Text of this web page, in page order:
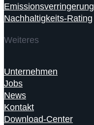
Emissionsverringerung
Nachhaltigkeits-Rating
Weiteres
Unternehmen
Jobs
News
Kontakt
Download-Center